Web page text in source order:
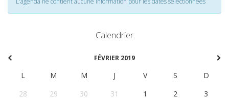
Calendrier
FÉVRIER 2019
L M M J V S
D
28
29 30 31 1 2
3